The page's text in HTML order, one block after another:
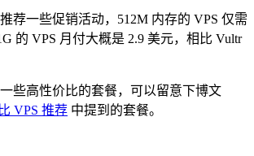
荐一些促销活动，512M 内存的 VPS 仅需
的 VPS 月付大概是 2.9 美元，相比 Vultr
些高性价比的套餐，可以留意下博文
VPS 推荐 中提到的套餐。